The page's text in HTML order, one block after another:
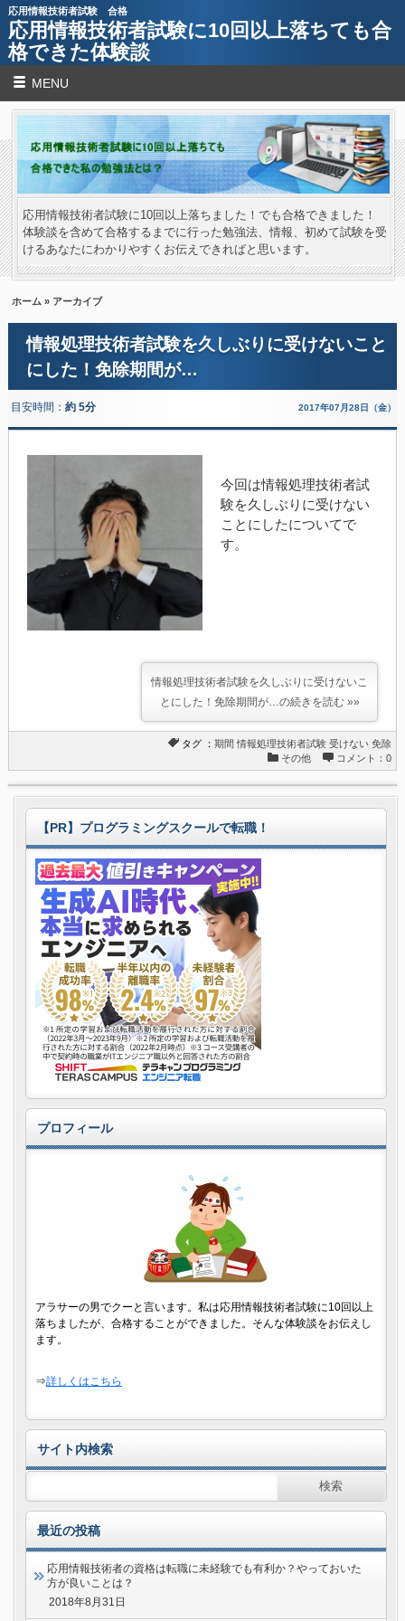
応用情報技術者試験 合格
応用情報技術者試験に10回以上落ちても合
格できた体験談
MENU
応用情報技術者試験に10回以上落ちました！でも合格できました！
体験談を含めて合格するまでに行った勉強法、情報、初めて試験を受
けるあなたにわかりやすくお伝えできればと思います。
ホーム » アーカイブ
情報処理技術者試験を久しぶりに受けないこと
にした！免除期間が…
目安時間： 約 5分 2017年07月28日（金）
今回は情報処理技術者試
験を久しぶりに受けない
ことにしたについてで
す。
情報処理技術者試験を久しぶりに受けないこ
とにした！免除期間が…の続きを読む »»
タグ ：期間 情報処理技術者試験 受けない 免除
その他
コメント：0
【PR】プログラミングスクールで転職！
プロフィール
アラサーの男でクーと言います。私は応用情報技術者試験に10回以上
落ちましたが、合格することができました。そんな体験談をお伝えし
ます。
⇒詳しくはこちら
サイト内検索
最近の投稿
応用情報技術者の資格は転職に未経験でも有利か？やっておいた
方が良いことは？
2018年8月31日